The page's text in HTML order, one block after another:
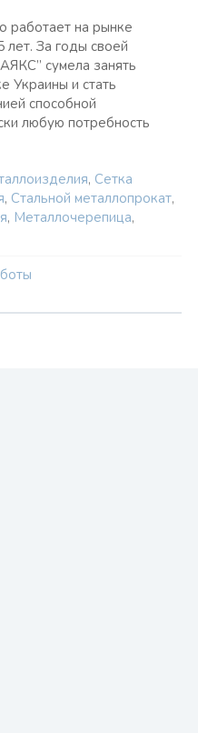
работает на рынке
лет. За годы своей
сумела занять
Украины и стать
способной
любую потребность
, Сетка
, Стальной металлопрокат,
, Металлочерепица,